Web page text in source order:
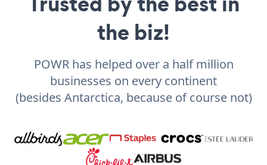
the biz!
POWR has helped over a half million
businesses on every continent
(besides Antarctica, because of course not)